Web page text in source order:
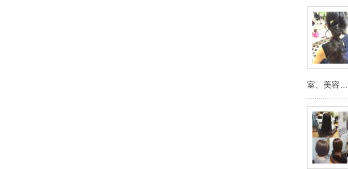
室、美容…